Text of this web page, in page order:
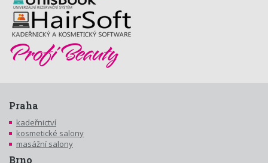
Praha
kadeřnictví
kosmetické salony
masážní salony
Brno